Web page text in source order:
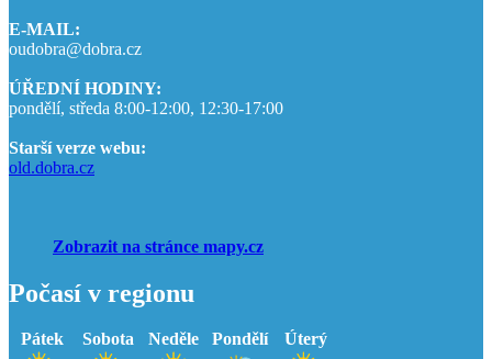
E-MAIL:
oudobra@dobra.cz
ÚŘEDNÍ HODINY:
pondělí, středa 8:00-12:00, 12:30-17:00
Starší verze webu:
old.dobra.cz
Zobrazit na stránce mapy.cz
Počasí v regionu
Pátek Sobota Neděle Pondělí Úterý